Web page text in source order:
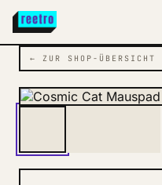
← ZUR SHOP-ÜBERSICHT